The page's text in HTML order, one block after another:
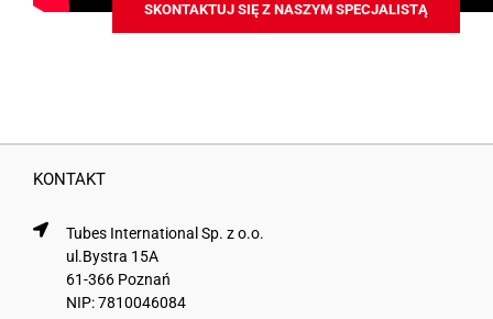
SKONTAKTUJ SIĘ Z NASZYM SPECJALISTĄ
KONTAKT
Tubes International Sp. z o.o.
ul.Bystra 15A
61-366 Poznań
NIP: 7810046084